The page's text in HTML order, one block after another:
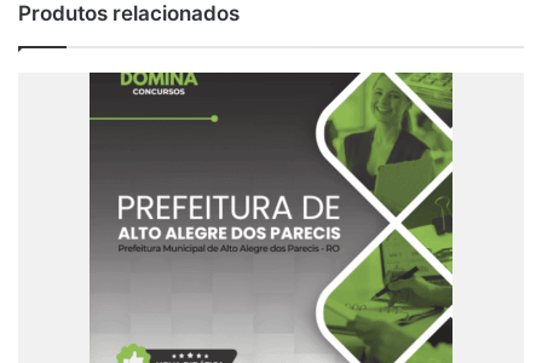
Produtos relacionados